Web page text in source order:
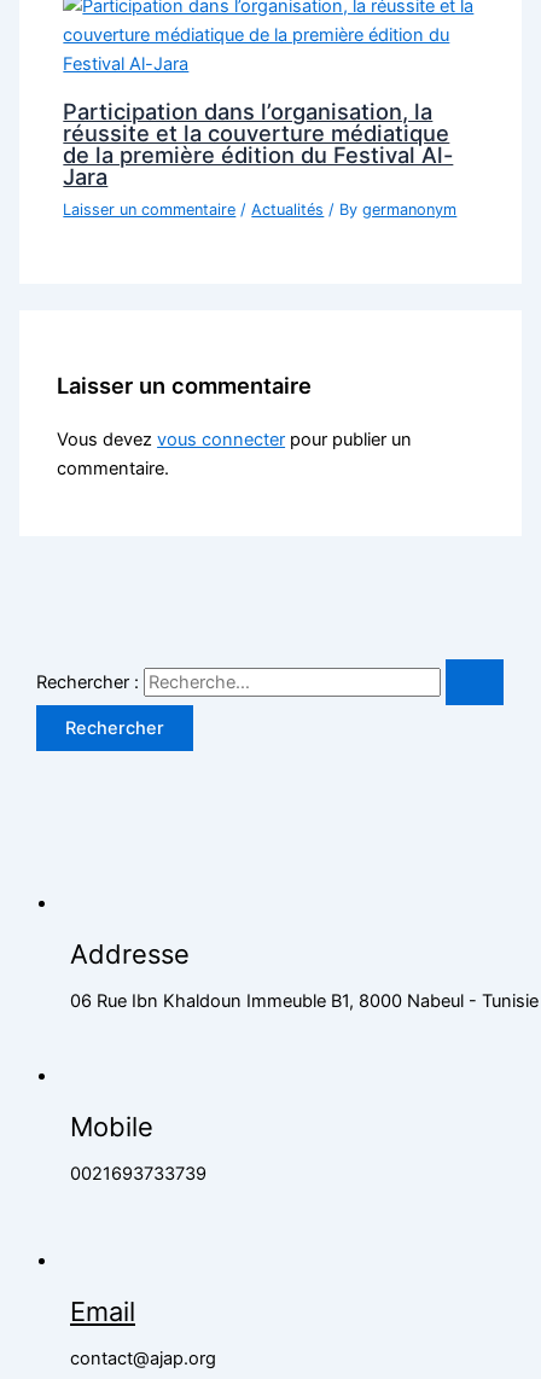
Participation dans l’organisation, la
réussite et la couverture médiatique
de la première édition du Festival Al-
Jara
Laisser un commentaire /Actualités / Bygermanonym
Laisser un commentaire
Vous devezvous connecter pour publier un
commentaire.
Rechercher :
Addresse
06 Rue Ibn Khaldoun Immeuble B1, 8000 Nabeul - Tunisie
Mobile
0021693733739
Email
contact@ajap.org